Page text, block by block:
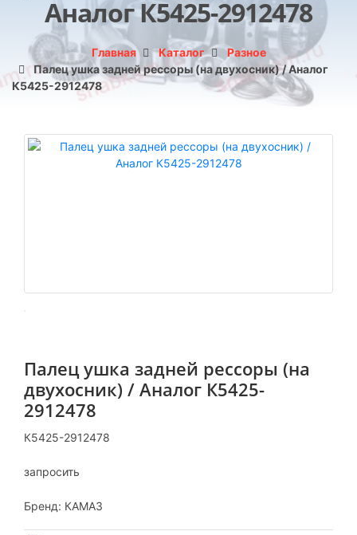
Аналог К5425-2912478
Главная Каталог
Разное
Палец ушка задней рессоры (на двухосник) / Аналог
К5425-2912478
Палец ушка задней рессоры (на
двухосник) / Аналог К5425-
2912478
К5425-2912478
запросить
Бренд: КАМАЗ